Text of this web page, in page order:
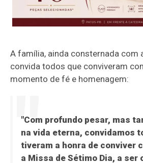
A família, ainda consternada com
convida todos que conviveram
momento de fé e homenagem:
"Com profundo pesar, mas
na vida eterna, convidamos
tiveram a honra de conviver
a Missa de Sétimo Dia, a ser